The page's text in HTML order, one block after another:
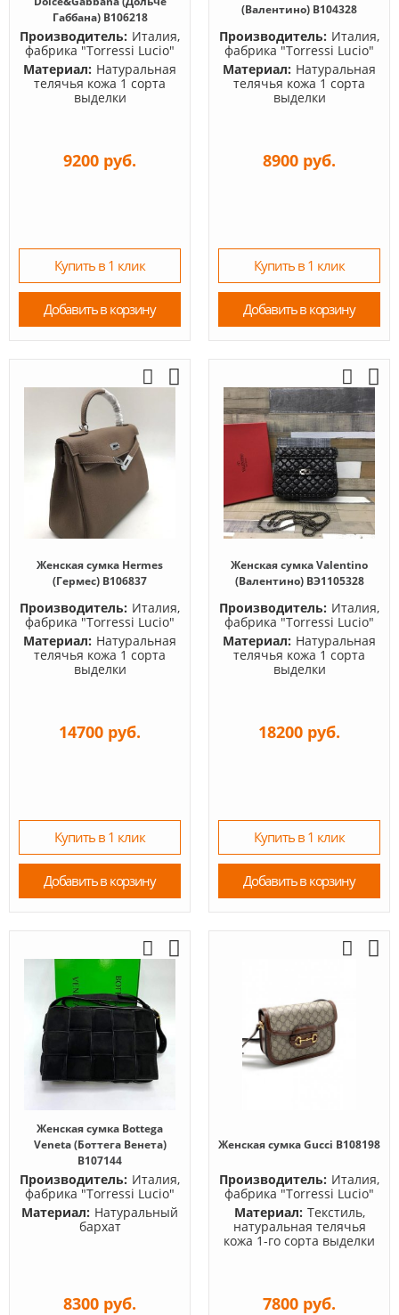
Габбана) B106218
Производитель: Италия,
фабрика "Torressi Lucio"
Материал: Натуральная
телячья кожа 1 сорта
выделки
9200 руб.
Купить в 1 клик
Добавить в корзину
(Валентино) B104328
Производитель: Италия,
фабрика "Torressi Lucio"
Материал: Натуральная
телячья кожа 1 сорта
выделки
8900 руб.
Купить в 1 клик
Добавить в корзину
Женская сумка Hermes
(Гермес) B106837
Производитель: Италия,
фабрика "Torressi Lucio"
Материал: Натуральная
телячья кожа 1 сорта
выделки
14700 руб.
Купить в 1 клик
Добавить в корзину
Женская сумка Valentino
(Валентино) BЭ1105328
Производитель: Италия,
фабрика "Torressi Lucio"
Материал: Натуральная
телячья кожа 1 сорта
выделки
18200 руб.
Купить в 1 клик
Добавить в корзину
Женская сумка Bottega
Veneta (Боттега Венета)
B107144
Производитель: Италия,
фабрика "Torressi Lucio"
Материал: Натуральный
бархат
8300 руб.
Женская сумка Gucci B108198
Производитель: Италия,
фабрика "Torressi Lucio"
Материал: Текстиль,
натуральная телячья
кожа 1-го сорта выделки
7800 руб.